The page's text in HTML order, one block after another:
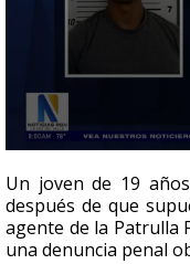
seconds
of
40
seconds
Un joven de 19
después de que
agente de la Patrulla
una denuncia penal